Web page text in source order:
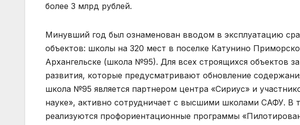
более 3 млрд рублей.
Минувший год был ознаменован вводом в эксплуатацию
объектов: школы на 320 мест в поселке Катунино
Архангельске (школа №95). Для всех строящихся объектов
развития, которые предусматривают обновление
школа №95 является партнером центра «Сириус» и
науке», активно сотрудничает с высшими школами САФУ. В
реализуются профориентационные программы